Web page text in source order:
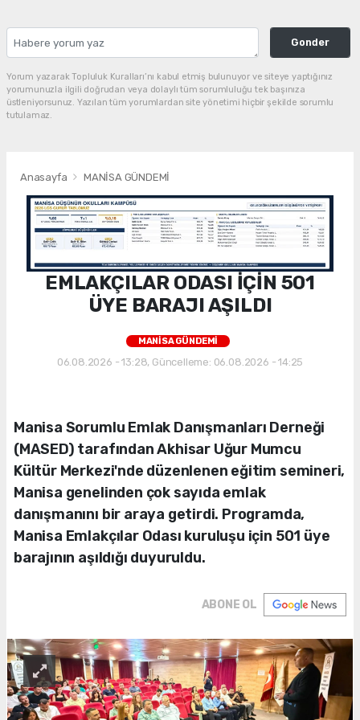
Gonder
Yorum yazarak Topluluk Kuralları’nı kabul etmiş bulunuyor ve siteye yaptığınız
yorumunuzla ilgili doğrudan veya dolaylı tüm sorumluluğu tek başınıza
üstleniyorsunuz. Yazılan tüm yorumlardan site yönetimi hiçbir şekilde sorumlu
tutulamaz.
Anasayfa MANİSA GÜNDEMİ
EMLAKÇILAR ODASI İÇİN 501
ÜYE BARAJI AŞILDI
MANİSA GÜNDEMİ
06.08.2026 - 13:28, Güncelleme: 06.08.2026 - 14:25
Manisa Sorumlu Emlak Danışmanları Derneği
(MASED) tarafından Akhisar Uğur Mumcu
Kültür Merkezi'nde düzenlenen eğitim semineri,
Manisa genelinden çok sayıda emlak
danışmanını bir araya getirdi. Programda,
Manisa Emlakçılar Odası kuruluşu için 501 üye
barajının aşıldığı duyuruldu.
ABONE OL